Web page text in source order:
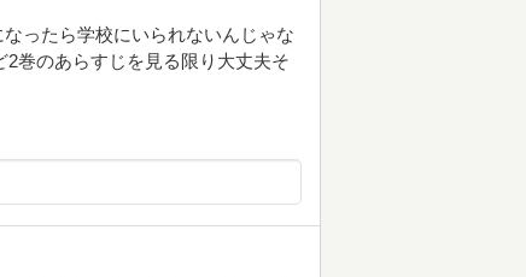
ったら学校にいられないんじゃな
巻のあらすじを見る限り大丈夫そ